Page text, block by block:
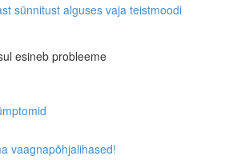
sünnitust alguses vaja teistmoodi
esineb probleeme
vaagnapõhjalihased!